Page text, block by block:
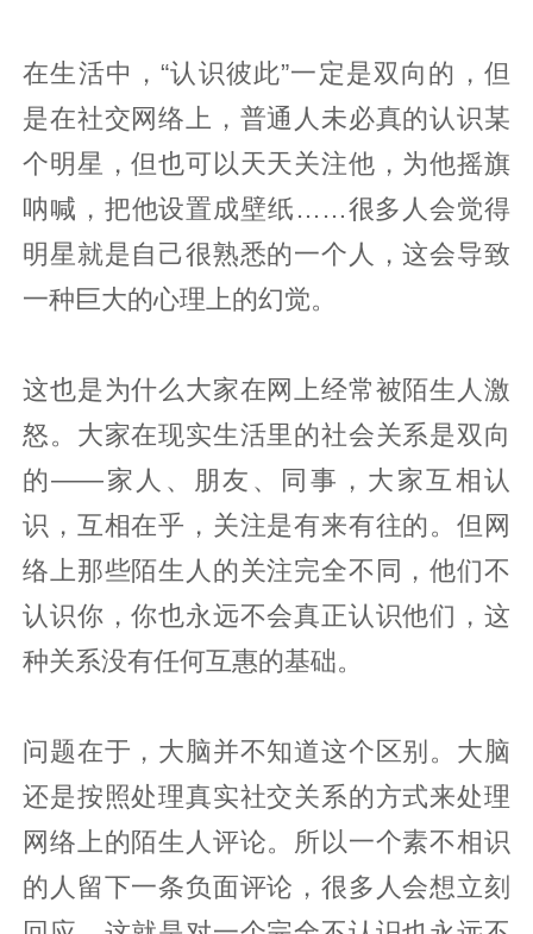
在生活中，“认识彼此”一定是双向的，但
是在社交网络上，普通人未必真的认识某
个明星，但也可以天天关注他，为他摇旗
呐喊，把他设置成壁纸……很多人会觉得
明星就是自己很熟悉的一个人，这会导致
一种巨大的心理上的幻觉。
这也是为什么大家在网上经常被陌生人激
怒。大家在现实生活里的社会关系是双向
的——家人、朋友、同事，大家互相认
识，互相在乎，关注是有来有往的。但网
络上那些陌生人的关注完全不同，他们不
认识你，你也永远不会真正认识他们，这
种关系没有任何互惠的基础。
问题在于，大脑并不知道这个区别。大脑
还是按照处理真实社交关系的方式来处理
网络上的陌生人评论。所以一个素不相识
的人留下一条负面评论，很多人会想立刻